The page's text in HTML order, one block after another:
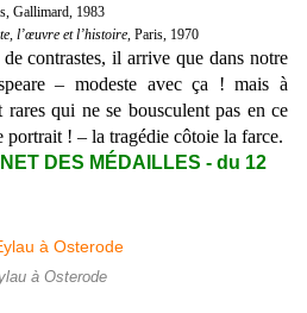
Gallimard, 1983
l’œuvre et l’histoire, Paris, 1970
contrastes, il arrive que dans notre
– modeste avec ça ! mais à
rares qui ne se bousculent pas en ce
portrait ! – la tragédie côtoie la farce.
DES MÉDAILLES - du 12
à Osterode